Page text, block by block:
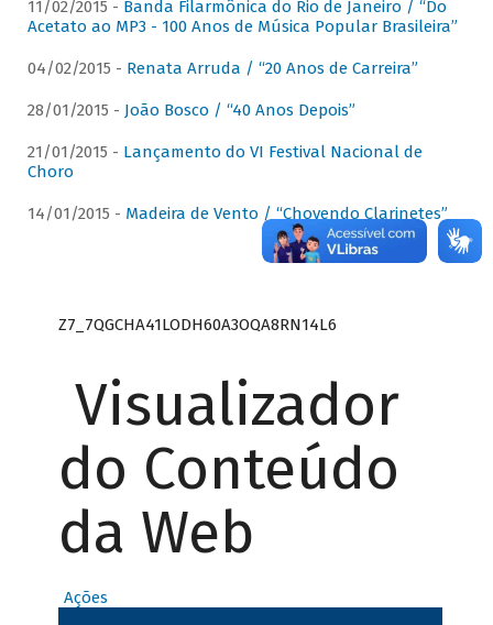
11/02/2015 - Banda Filarmônica do Rio de Janeiro / “Do
Acetato ao MP3 - 100 Anos de Música Popular Brasileira”
04/02/2015 - Renata Arruda / “20 Anos de Carreira”
28/01/2015 - João Bosco / “40 Anos Depois”
21/01/2015 - Lançamento do VI Festival Nacional de
Choro
14/01/2015 - Madeira de Vento / “Chovendo Clarinetes”
Z7_7QGCHA41LODH60A3OQA8RN14L6
Visualizador
do Conteúdo
da Web
Ações